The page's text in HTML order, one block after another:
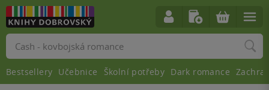
Vyhledávání
Bestsellery Učebnice Školní potřeby Dark romance